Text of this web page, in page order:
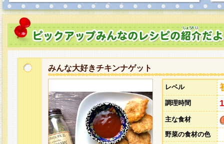
みんな大好きチキンナゲット
レベル
調理時間
主な食材
野菜の食材の色